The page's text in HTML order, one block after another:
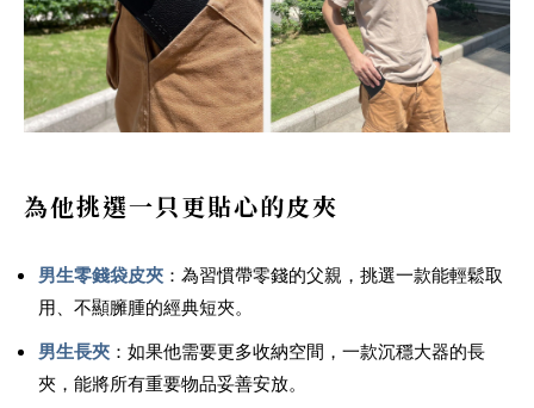
為他挑選一只更貼心的皮夾
男生零錢袋皮夾 ：為習慣帶零錢的父親，挑選一款能輕鬆取
用、不顯臃腫的經典短夾。
男生長夾 ：如果他需要更多收納空間，一款沉穩大器的長
夾，能將所有重要物品妥善安放。